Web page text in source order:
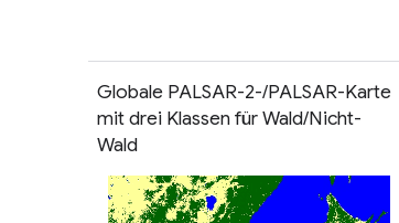
Globale PALSAR-2-/PALSAR-Karte
mit drei Klassen für Wald/Nicht-
Wald